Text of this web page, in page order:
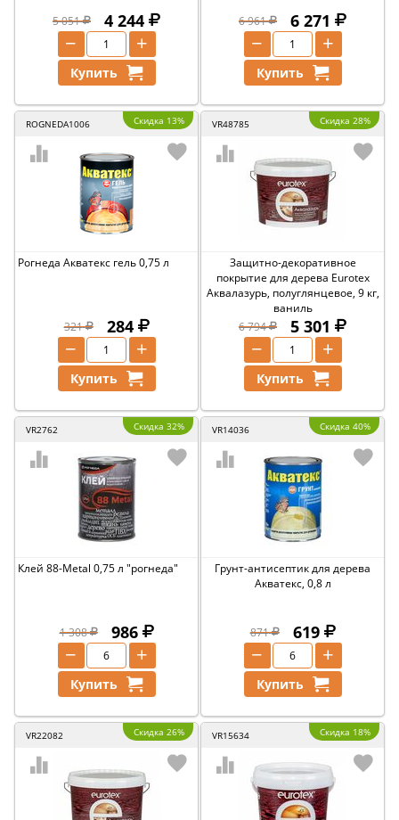
5 051 4 244
+
−
Купить
6 961 6 271
+
−
Купить
ROGNEDA1006 Скидка 13%
Рогнеда Акватекс гель 0,75 л
321 284
+
−
Купить
VR48785 Скидка 28%
Защитно-декоративное
покрытие для дерева Eurotex
Аквалазурь, полуглянцевое, 9 кг,
ваниль
6 794
5 301
+
−
Купить
VR2762 Скидка 32%
Клей 88-Metal 0,75 л "рогнеда"
1 308 986
+
−
Купить
VR14036 Скидка 40%
Грунт-антисептик для дерева
Акватекс, 0,8 л
871 619
+
−
Купить
VR22082 Скидка 26% VR15634 Скидка 18%